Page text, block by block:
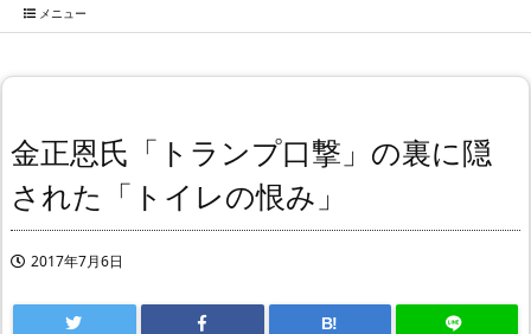
メニュー
金正恩氏「トランプ口撃」の裏に隠
された「トイレの恨み」
2017年7月6日
B!